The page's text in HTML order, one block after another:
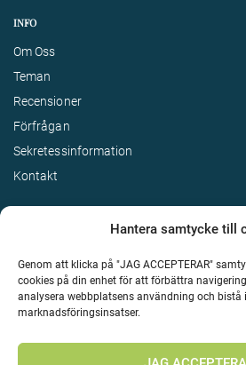
Hantera samtycke till
Genom att klicka på "JAG ACCEPTERAR"
cookies på din enhet för att förbättra
analysera webbplatsens användning och bistå
marknadsföringsinsatser.
INFO
Om Oss
Teman
Recensioner
Förfrågan
Sekretessinformation
Kontakt
Upphovsrätt 2026 Enjoy Travel Alla